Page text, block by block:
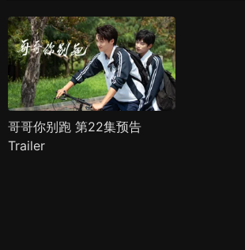
哥哥你别跑 第22集预告
Trailer